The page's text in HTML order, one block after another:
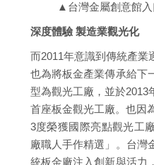
▲台灣金屬創意館入
深度體驗 製造業觀光化
而2011年意識到傳統產業
也為將板金產業傳承給下
型為觀光工廠，並於2013
首座板金觀光工廠。也因
3度榮獲國際亮點觀光工
廠職人手作精選」。台灣
統板金廠注入創新與活力